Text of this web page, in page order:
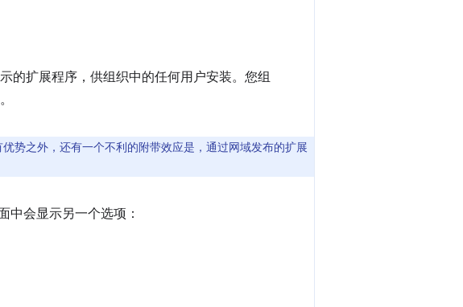
的扩展程序，供组织中的任何用户安装。您组
势之外，还有一个不利的附带效应是，通过网域发布的扩展
中会显示另一个选项：